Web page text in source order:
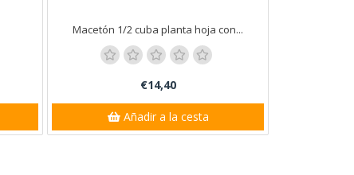
Macetón 1/2 cuba planta hoja con...
€14,40
Añadir a la cesta